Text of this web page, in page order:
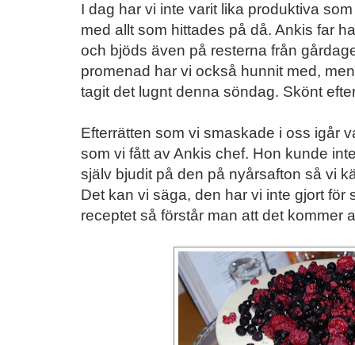
I dag har vi inte varit lika produktiva
med allt som hittades på då. Ankis far
och bjöds även på resterna från
promenad har vi också hunnit med,
tagit det lugnt denna söndag. Skönt
Efterrätten som vi smaskade i oss igår
som vi fått av Ankis chef. Hon kunde
själv bjudit på den på nyårsafton så vi
Det kan vi säga, den har vi inte gjort
receptet så förstår man att det kommer